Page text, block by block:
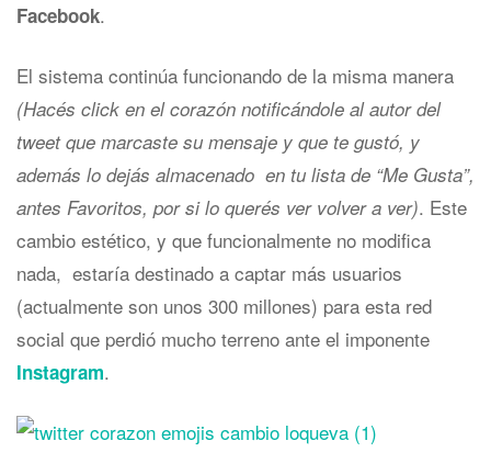
Facebook.
El sistema continúa funcionando de la misma manera
(Hacés click en el corazón notificándole al autor del
tweet que marcaste su mensaje y que te gustó, y
además lo dejás almacenado en tu lista de “Me Gusta”,
antes Favoritos, por si lo querés ver volver a ver). Este
cambio estético, y que funcionalmente no modifica
nada, estaría destinado a captar más usuarios
(actualmente son unos 300 millones) para esta red
social que perdió mucho terreno ante el imponente
Instagram.